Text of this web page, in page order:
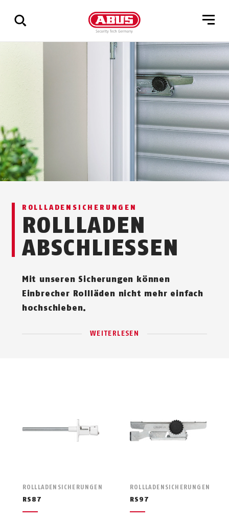
ROLLLADENSICHERUNGEN
ROLLLADEN
ABSCHLIESSEN
Mit unseren Sicherungen können
Einbrecher Rollläden nicht mehr einfach
hochschieben.
WEITERLESEN
ROLLLADENSICHERUNGEN
RS87
ROLLLADENSICHERUNGEN
RS97